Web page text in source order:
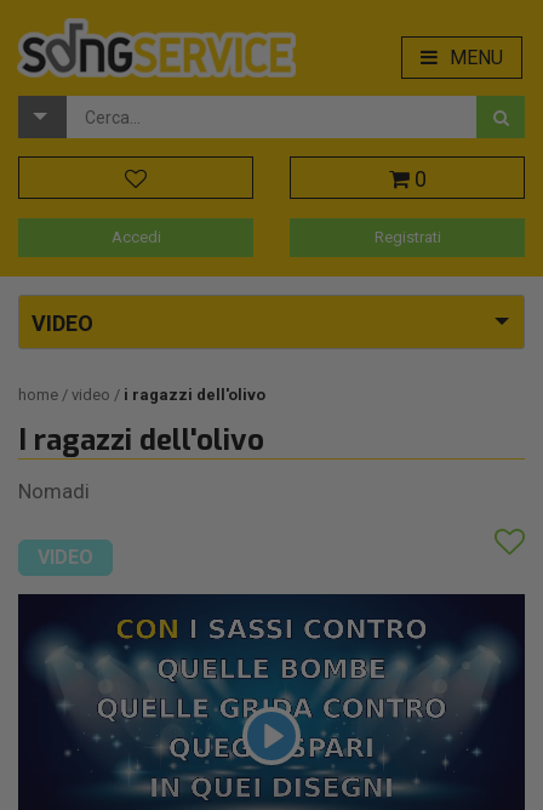
MENU
0
Accedi Registrati
VIDEO
home video i ragazzi dell'olivo
I ragazzi dell'olivo
Nomadi
VIDEO
Play